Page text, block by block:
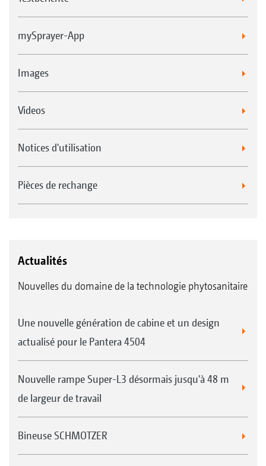
mySprayer-App
Images
Videos
Notices d'utilisation
Pièces de rechange
Actualités
Nouvelles du domaine de la technologie phytosanitaire
Une nouvelle génération de cabine et un design
actualisé pour le Pantera 4504
Nouvelle rampe Super-L3 désormais jusqu'à 48 m
de largeur de travail
Bineuse SCHMOTZER